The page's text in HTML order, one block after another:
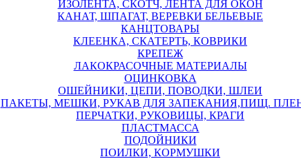
ИЗОЛЕНТА, СКОТЧ, ЛЕНТА ДЛЯ ОКОН
КАНАТ, ШПАГАТ, ВЕРЕВКИ БЕЛЬЕВЫЕ
КАНЦТОВАРЫ
КЛЕЕНКА, СКАТЕРТЬ, КОВРИКИ
КРЕПЕЖ
ЛАКОКРАСОЧНЫЕ МАТЕРИАЛЫ
ОЦИНКОВКА
ОШЕЙНИКИ, ЦЕПИ, ПОВОДКИ, ШЛЕИ
ПАКЕТЫ, МЕШКИ, РУКАВ ДЛЯ ЗАПЕКАНИЯ,ПИЩ.
ПЕРЧАТКИ, РУКОВИЦЫ, КРАГИ
ПЛАСТМАССА
ПОДОЙНИКИ
ПОИЛКИ, КОРМУШКИ